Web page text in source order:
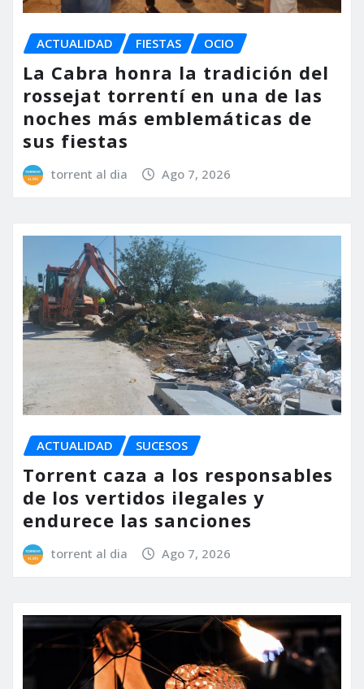
ACTUALIDAD FIESTAS OCIO
La Cabra honra la tradición del
rossejat torrentí en una de las
noches más emblemáticas de
sus fiestas
torrent al dia Ago 7, 2026
ACTUALIDAD SUCESOS
Torrent caza a los responsables
de los vertidos ilegales y
endurece las sanciones
torrent al dia Ago 7, 2026